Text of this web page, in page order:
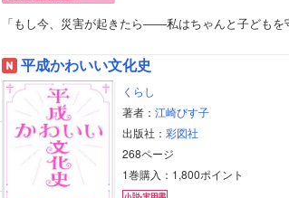
「もし今、災害が起きたら――私はちゃんと子ども
平成かわいい文化史
くらし
著者： 江崎びす子
出版社： 彩図社
268ページ
1巻購入：1,800ポイント